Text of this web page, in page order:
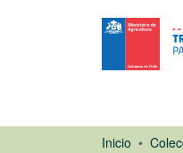
Inicio